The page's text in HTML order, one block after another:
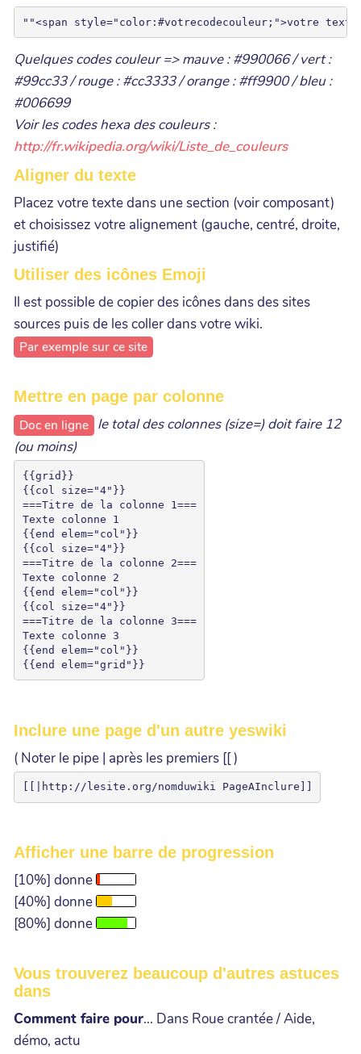
Quelques codes couleur => mauve : #990066 / vert :
#99cc33 / rouge : #cc3333 / orange : #ff9900 / bleu :
#006699
Voir les codes hexa des couleurs :
http://fr.wikipedia.org/wiki/Liste_de_couleurs
Aligner du texte
Placez votre texte dans une section (voir composant)
et choisissez votre alignement (gauche, centré, droite,
justifié)
Utiliser des icônes Emoji
Il est possible de copier des icônes dans des sites
sources puis de les coller dans votre wiki.
Par exemple sur ce site
Mettre en page par colonne
Doc en ligne le total des colonnes (size=) doit faire 12
(ou moins)
{{grid}}
{{col size="4"}}
===Titre de la colonne 1===
Texte colonne 1
{{end elem="col"}}
{{col size="4"}}
===Titre de la colonne 2===
Texte colonne 2
{{end elem="col"}}
{{col size="4"}}
===Titre de la colonne 3===
Texte colonne 3
{{end elem="col"}}
Inclure une page d'un autre yeswiki
( Noter le pipe | après les premiers [[ )
Afficher une barre de progression
[10%] donne
[40%] donne
[80%] donne
Vous trouverez beaucoup d'autres astuces
dans
Comment faire pour... Dans Roue crantée / Aide,
démo, actu